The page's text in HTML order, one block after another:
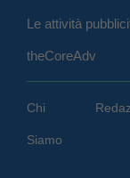
Le attività
theCoreAdv
Chi
Siamo